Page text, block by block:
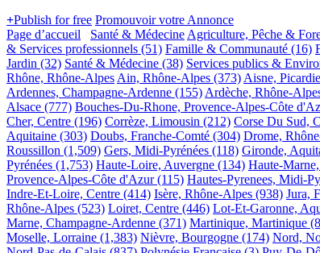
+Publish for free Promouvoir votre Annonce
Page d’accueil
Santé & Médecine Agriculture, Pêche &
& Services professionnels (51) Famille & Communauté (16)
Jardin (32) Santé & Médecine (38) Services publics &
Rhône, Rhône-Alpes Ain, Rhône-Alpes (373) Aisne, Picardie
Ardennes, Champagne-Ardenne (155) Ardèche, Rhône-
Alsace (777) Bouches-Du-Rhone, Provence-Alpes-Côte
Cher, Centre (196) Corrèze, Limousin (212) Corse Du Sud,
Aquitaine (303) Doubs, Franche-Comté (304) Drome,
Roussillon (1,509) Gers, Midi-Pyrénées (118) Gironde,
Pyrénées (1,753) Haute-Loire, Auvergne (134) Haute-
Provence-Alpes-Côte d'Azur (115) Hautes-Pyrenees, Midi-
Indre-Et-Loire, Centre (414) Isère, Rhône-Alpes (938) Jura,
Rhône-Alpes (523) Loiret, Centre (446) Lot-Et-Garonne,
Marne, Champagne-Ardenne (371) Martinique, Martinique
Moselle, Lorraine (1,383) Nièvre, Bourgogne (174) Nord,